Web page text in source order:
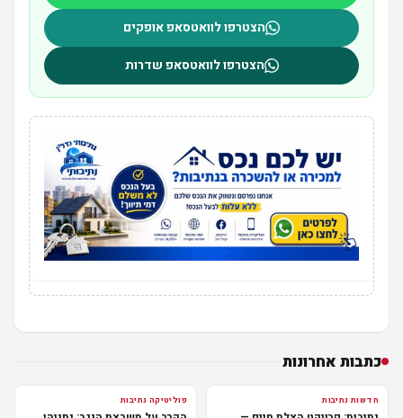
הצטרפו לוואטסאפ אופקים
הצטרפו לוואטסאפ שדרות
כתבות אחרונות
חדשות נתיבות פוליטיקה נתיבות